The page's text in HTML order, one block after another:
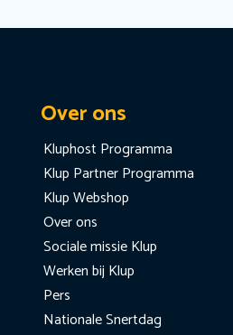
Over ons
Kluphost Programma
Klup Partner Programma
Klup Webshop
Over ons
Sociale missie Klup
Werken bij Klup
Pers
Nationale Snertdag